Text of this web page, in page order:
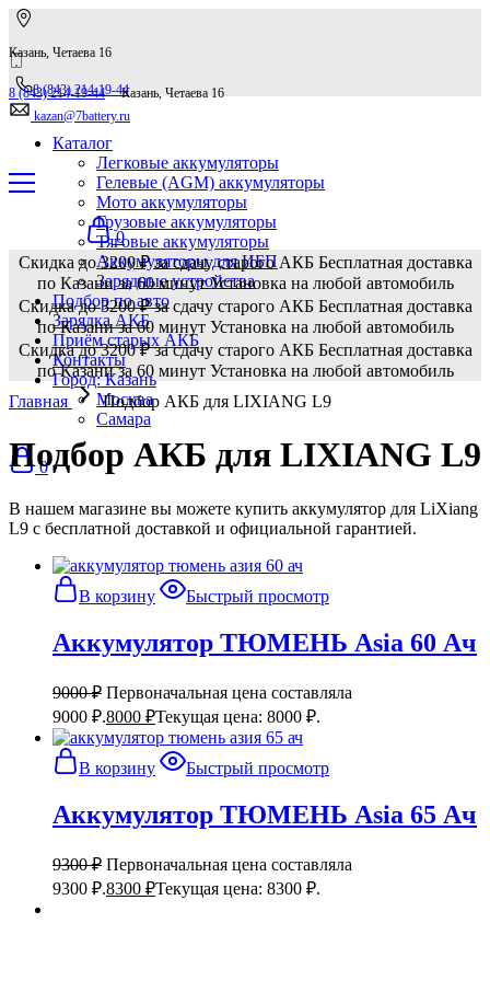
Казань, Четаева 16
8 (843) 214-19-44
kazan@7battery.ru
8 (843) 214-19-44Казань, Четаева 16
Каталог
Легковые аккумуляторы
Гелевые (AGM) аккумуляторы
Мото аккумуляторы
Грузовые аккумуляторы
Тяговые аккумуляторы
Аккумуляторы для ИБП
Зарядные устройства
Подбор по авто
Зарядка АКБ
Приём старых АКБ
Контакты
Город: Казань
Москва
Самара
0
0
Скидка до 3200 ₽ за сдачу старого АКБ Бесплатная доставка
по Казани за 60 минут Установка на любой автомобиль
Скидка до 3200 ₽ за сдачу старого АКБ Бесплатная доставка
по Казани за 60 минут Установка на любой автомобиль
Скидка до 3200 ₽ за сдачу старого АКБ Бесплатная доставка
по Казани за 60 минут Установка на любой автомобиль
Главная
Подбор АКБ для LIXIANG L9
Подбор АКБ для LIXIANG L9
В нашем магазине вы можете купить аккумулятор для LiXiang
L9 с бесплатной доставкой и официальной гарантией.
В корзину Быстрый просмотр
Аккумулятор ТЮМЕНЬ Asia 60 Ач
9000₽ Первоначальная цена составляла
9000 ₽.8000 ₽Текущая цена: 8000 ₽.
В корзину Быстрый просмотр
Аккумулятор ТЮМЕНЬ Asia 65 Ач
9300₽ Первоначальная цена составляла
9300 ₽.8300 ₽Текущая цена: 8300 ₽.